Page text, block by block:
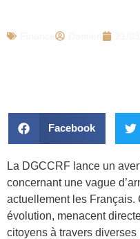
Facebook
La DGCCRF lance un
concernant une vague
actuellement les Français.
évolution, menacent
citoyens à travers diverses